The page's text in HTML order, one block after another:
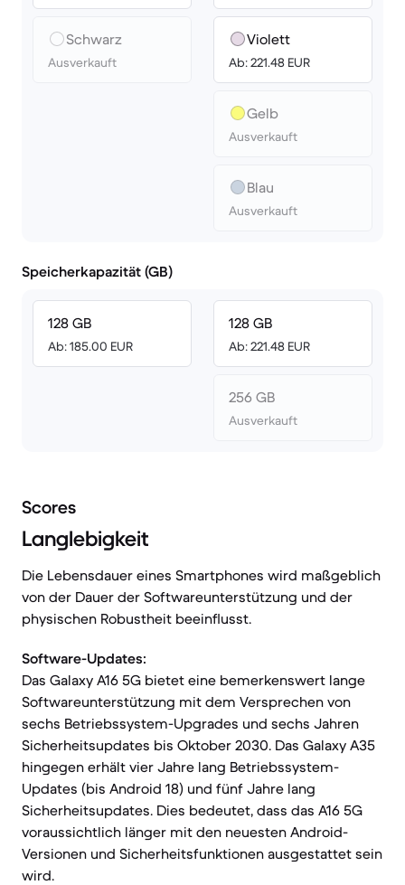
Schwarz
Ausverkauft
Violett
Ab: 221.48 EUR
Gelb
Ausverkauft
Blau
Ausverkauft
Speicherkapazität (GB)
128 GB
Ab: 185.00 EUR
128 GB
Ab: 221.48 EUR
256 GB
Ausverkauft
Scores
Langlebigkeit
Die Lebensdauer eines Smartphones wird maßgeblich
von der Dauer der Softwareunterstützung und der
physischen Robustheit beeinflusst.
Software-Updates:
Das Galaxy A16 5G bietet eine bemerkenswert lange
Softwareunterstützung mit dem Versprechen von
sechs Betriebssystem-Upgrades und sechs Jahren
Sicherheitsupdates bis Oktober 2030. Das Galaxy A35
hingegen erhält vier Jahre lang Betriebssystem-
Updates (bis Android 18) und fünf Jahre lang
Sicherheitsupdates. Dies bedeutet, dass das A16 5G
voraussichtlich länger mit den neuesten Android-
Versionen und Sicherheitsfunktionen ausgestattet sein
wird.